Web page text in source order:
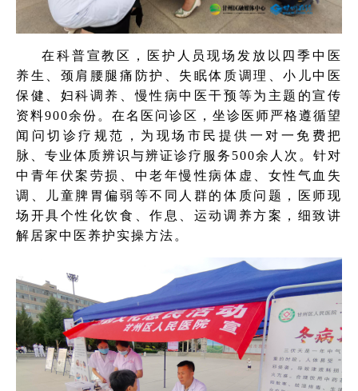
在科普宣教区，医护人员现场发放以四季中医
养生、颈肩腰腿痛防护、失眠体质调理、小儿中医
保健、妇科调养、慢性病中医干预等为主题的宣传
资料900余份。在名医问诊区，坐诊医师严格遵循望
闻问切诊疗规范，为现场市民提供一对一免费把
脉、专业体质辨识与辨证诊疗服务500余人次。针对
中青年伏案劳损、中老年慢性病体虚、女性气血失
调、儿童脾胃偏弱等不同人群的体质问题，医师现
场开具个性化饮食、作息、运动调养方案，细致讲
解居家中医养护实操方法。